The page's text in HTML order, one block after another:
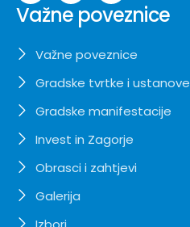
Važne poveznice
Važne poveznice
Gradske tvrtke i ustanove
Gradske manifestacije
Invest in Zagorje
Obrasci i zahtjevi
Galerija